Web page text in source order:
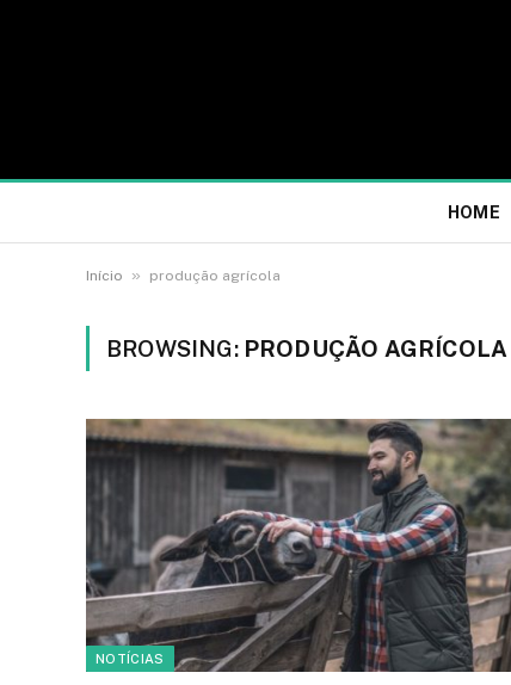
HOME
Início » produção agrícola
BROWSING: PRODUÇÃO AGRÍCOLA
NOTÍCIAS